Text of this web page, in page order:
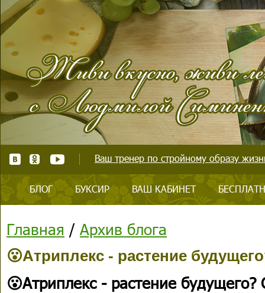
Ваш тренер по стройному образу
БЛОГ БУКСИР ВАШ КАБИНЕТ
Главная / Архив блога
😮Атриплекс - растение
😮Атриплекс - растение будущего?